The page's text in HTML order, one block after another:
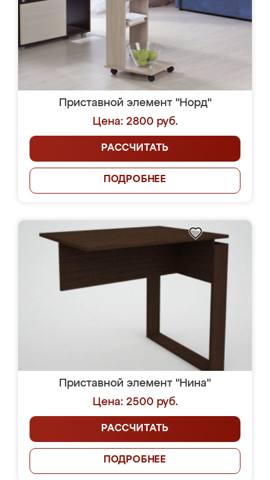
Приставной элемент "Норд"
Цена: 2800 руб.
РАССЧИТАТЬ
ПОДРОБНЕЕ
Приставной элемент "Нина"
Цена: 2500 руб.
РАССЧИТАТЬ
ПОДРОБНЕЕ